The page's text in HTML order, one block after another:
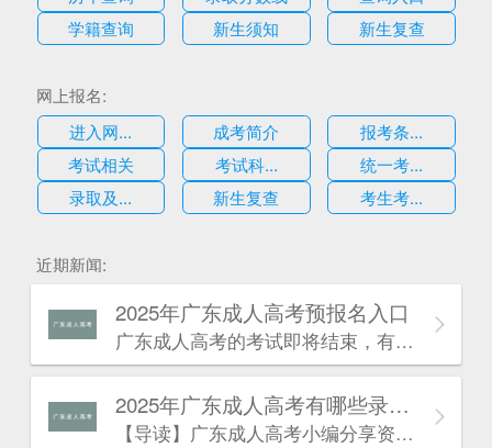
估
学籍查询
新生须知 新生复查
网上报名:
进入网...
成考简介
报考条...
考试相关
考试科...
统一考...
录取及...
新生复查 考生考...
近期新闻:
2025年广东成人高考预报名入口
广东成人高考的考试即将结束，有一些考生可能因为某种原因忘记报考今年的广东成人高考，不过没有关系，因为考生也可以为明年的广东成人高考报名做好准备，考生可阅读本文了解详情：
2025年广东成人高考有哪些录取的流程？
【导读】广东成人高考​小编分享资讯：“2024年广东成人高考有哪些录取的流程?“相关内容。最近广东成人高考报名已经结束，广东成人高考考试也快开始了。许多同学对于广东成人高考有一些疑问，针对这些疑问，下面小编就来为大家解答一下，到底是怎么一回事呢?下面就一起来看看吧!